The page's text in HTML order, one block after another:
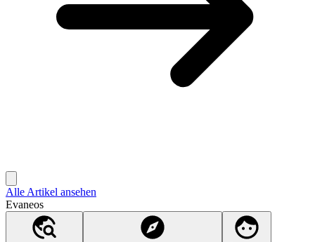
Alle Artikel ansehen
Evaneos